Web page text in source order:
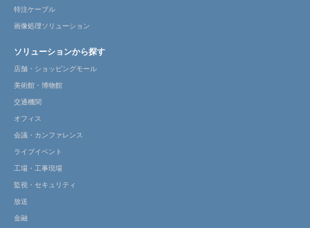
特注ケーブル
画像処理ソリューション
ソリューションから探す
店舗・ショッピングモール
美術館・博物館
交通機関
オフィス
会議・カンファレンス
ライブイベント
工場・工事現場
監視・セキュリティ
放送
金融